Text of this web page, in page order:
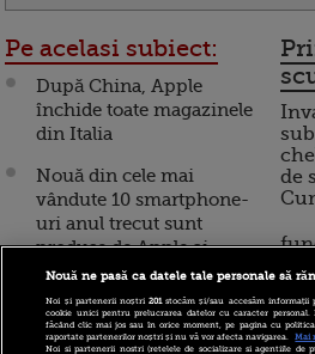
Pe acelasi subiect:
După China, Apple
închide toate magazinele
din Italia
Nouă din cele mai
vândute 10 smartphone-
uri anul trecut sunt
produse de Apple şi
Samsung
Apple plăteşte jumătate
de mld. dolari pentru
de
Nouă ne pasă ca datele tale personale să
Noi și partenerii noștri201stocăm și/sau accesăm informații
cookie unici pentru prelucrarea datelor cu caracter personal.
făcând clic mai jos sau în orice moment, pe pagina cu
raportate partenerilor noștri și nu vă vor afecta navigarea.
Mai
Noi si partenerii nostri (retelele de socializare si agentiile de